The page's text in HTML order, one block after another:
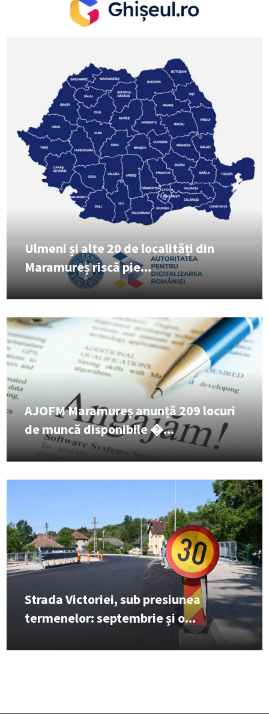
Ulmeni și alte 20 de localități din
Maramureș riscă pie...
AJOFM Maramureș anunță 209 locuri
de muncă disponibile �...
Strada Victoriei, sub presiunea
termenelor: septembrie și o...